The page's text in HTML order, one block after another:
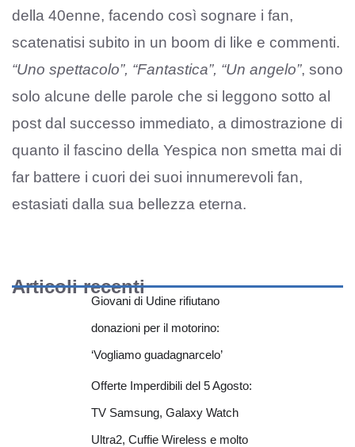
della 40enne, facendo così sognare i fan,
scatenatisi subito in un boom di like e commenti.
“Uno spettacolo”, “Fantastica”, “Un angelo”, sono
solo alcune delle parole che si leggono sotto al
post dal successo immediato, a dimostrazione di
quanto il fascino della Yespica non smetta mai di
far battere i cuori dei suoi innumerevoli fan,
estasiati dalla sua bellezza eterna.
Articoli recenti
Giovani di Udine rifiutano
donazioni per il motorino:
‘Vogliamo guadagnarcelo’
Offerte Imperdibili del 5 Agosto:
TV Samsung, Galaxy Watch
Ultra2, Cuffie Wireless e molto